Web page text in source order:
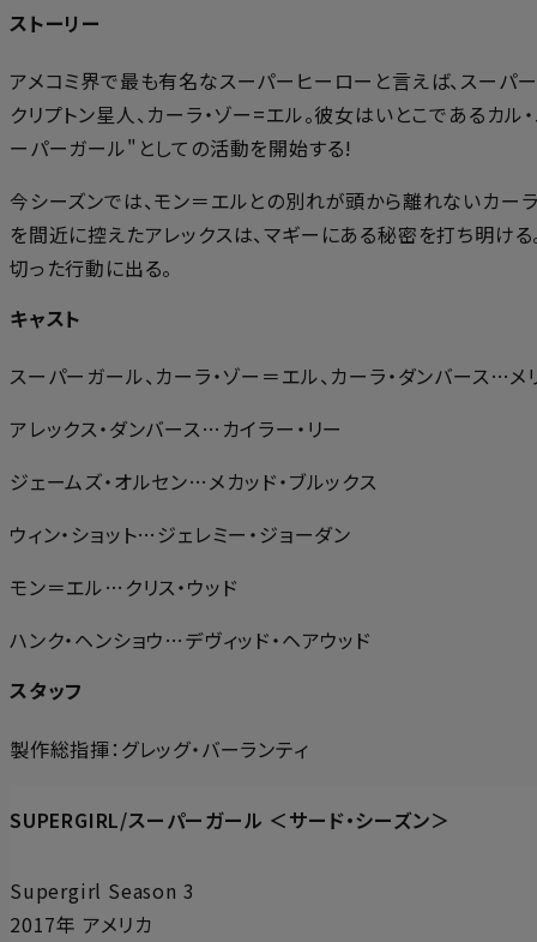
ストーリー
アメコミ界で最も有名なスーパーヒーローと言えば、スーパ
クリプトン星人、カーラ・ゾー=エル。彼女はいとこであるカ
ーパーガール"としての活動を開始する!
今シーズンでは、モン＝エルとの別れが頭から離れないカー
を間近に控えたアレックスは、マギーにある秘密を打ち明け
切った行動に出る。
キャスト
スーパーガール、カーラ・ゾー＝エル、カーラ・ダンバース…メ
アレックス・ダンバース…カイラー・リー
ジェームズ・オルセン…メカッド・ブルックス
ウィン・ショット…ジェレミー・ジョーダン
モン＝エル…クリス・ウッド
ハンク・ヘンショウ…デヴィッド・ヘアウッド
スタッフ
製作総指揮：グレッグ・バーランティ
SUPERGIRL/スーパーガール ＜サード・シーズン＞
Supergirl Season 3
2017年 アメリカ